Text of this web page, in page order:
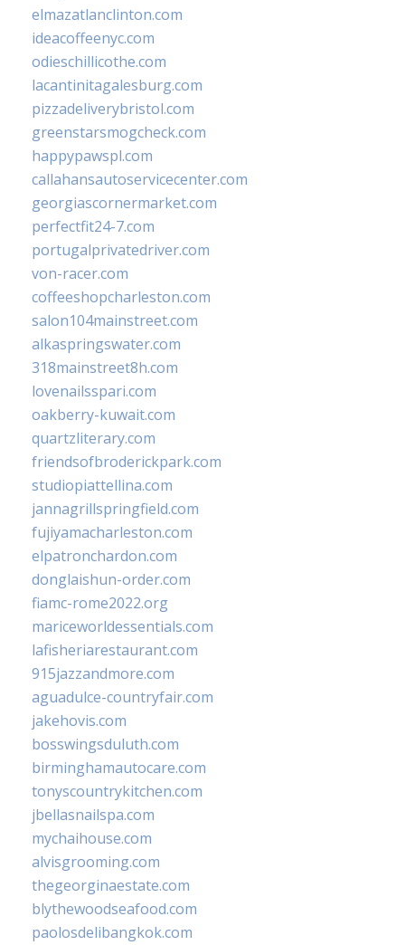
elmazatlanclinton.com
ideacoffeenyc.com
odieschillicothe.com
lacantinitagalesburg.com
pizzadeliverybristol.com
greenstarsmogcheck.com
happypawspl.com
callahansautoservicecenter.com
georgiascornermarket.com
perfectfit24-7.com
portugalprivatedriver.com
von-racer.com
coffeeshopcharleston.com
salon104mainstreet.com
alkaspringswater.com
318mainstreet8h.com
lovenailsspari.com
oakberry-kuwait.com
quartzliterary.com
friendsofbroderickpark.com
studiopiattellina.com
jannagrillspringfield.com
fujiyamacharleston.com
elpatronchardon.com
donglaishun-order.com
fiamc-rome2022.org
mariceworldessentials.com
lafisheriarestaurant.com
915jazzandmore.com
aguadulce-countryfair.com
jakehovis.com
bosswingsduluth.com
birminghamautocare.com
tonyscountrykitchen.com
jbellasnailspa.com
mychaihouse.com
alvisgrooming.com
thegeorginaestate.com
blythewoodseafood.com
paolosdelibangkok.com